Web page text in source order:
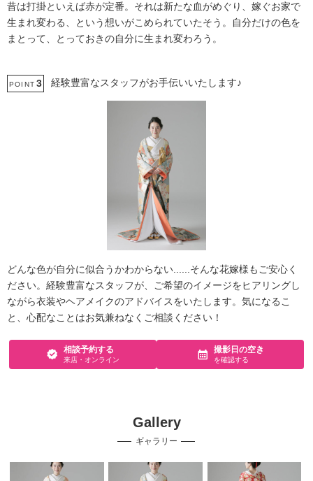
昔は打掛といえば赤が定番。それは新たな血がめぐり、嫁ぐお家で
生まれ変わる、という想いがこめられていたそう。自分だけの色を
まとって、とっておきの自分に生まれ変わろう。
POINT 3 経験豊富なスタッフがお手伝いいたします♪
どんな色が自分に似合うかわからない......そんな花嫁様もご安心く
ださい。経験豊富なスタッフが、ご希望のイメージをヒアリングし
ながら衣装やヘアメイクのアドバイスをいたします。気になるこ
と、心配なことはお気兼ねなくご相談ください！
相談予約する
来店・オンライン
撮影日の空き
を確認する
Gallery
ギャラリー